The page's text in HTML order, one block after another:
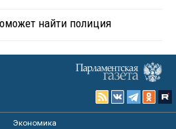
найти полиция
Экономика